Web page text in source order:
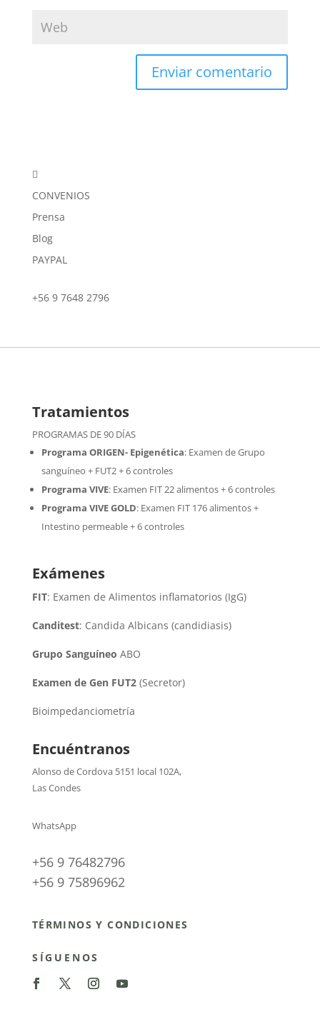

CONVENIOS
Prensa
Blog
PAYPAL
+56 9 7648 2796
Tratamientos
PROGRAMAS DE 90 DÍAS
Programa ORIGEN- Epigenética:Examen de Grupo
sanguíneo + FUT2 + 6 controles
Programa VIVE: Examen FIT 22 alimentos + 6 controles
Programa VIVE GOLD: Examen FIT 176 alimentos +
Intestino permeable + 6 controles
Exámenes
FIT: Examen de Alimentos inflamatorios (IgG)
Canditest: Candida Albicans (candidiasis)
Grupo Sanguíneo ABO
Examen de Gen FUT2(Secretor)
Bioimpedanciometría
Encuéntranos
Alonso de Cordova 5151 local 102A,
Las Condes
WhatsApp
+56 9 76482796
+56 9 75896962
TÉRMINOS Y CONDICIONES
SÍGUENOS